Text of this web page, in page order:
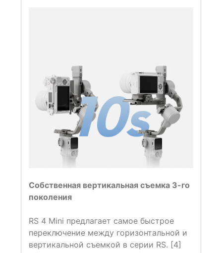
Собственная вертикальная съемка 3-го
поколения
RS 4 Mini предлагает самое быстрое
переключение между горизонтальной и
вертикальной съемкой в ​​серии RS. [4]